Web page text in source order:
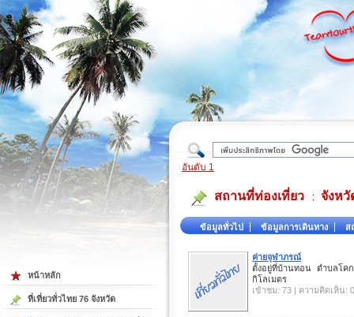
ต้
อันดับ 1
สถานที่ท่องเที่ยว : จังหวั
ข้อมูลทั่วไป ข้อมูลการเดินทาง ส
ค่ายจุฬาภรณ์
ตั้งอยู่ที่บ้านทอน ตำบลโค
กิโลเมตร
เข้าชม: 73 | ความคิดเห็น: 0
หน้าหลัก
ที่เที่ยวทั่วไทย 76 จังหวัด